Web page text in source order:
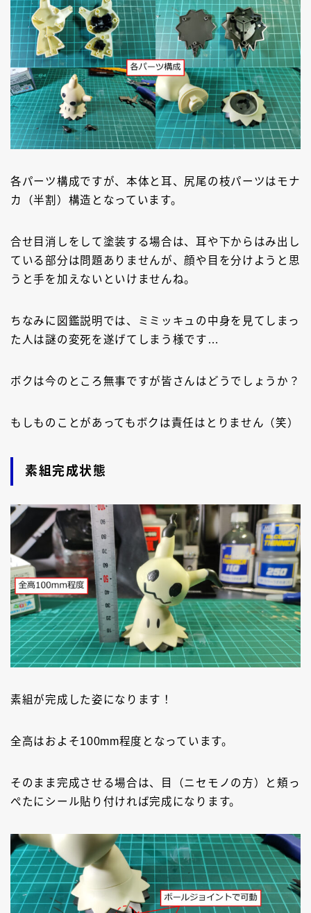
各パーツ構成ですが、本体と耳、尻尾の枝パーツはモナ
カ（半割）構造となっています。
合せ目消しをして塗装する場合は、耳や下からはみ出し
ている部分は問題ありませんが、顔や目を分けようと思
うと手を加えないといけませんね。
ちなみに図鑑説明では、ミミッキュの中身を見てしまっ
た人は謎の変死を遂げてしまう様です…
ボクは今のところ無事ですが皆さんはどうでしょうか？
もしものことがあってもボクは責任はとりません（笑）
素組完成状態
素組が完成した姿になります！
全高はおよそ100mm程度となっています。
そのまま完成させる場合は、目（ニセモノの方）と頬っ
ぺたにシール貼り付ければ完成になります。